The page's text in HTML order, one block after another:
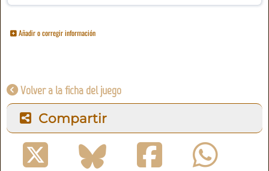
Añadir o corregir información
Volver a la ficha del juego
Compartir